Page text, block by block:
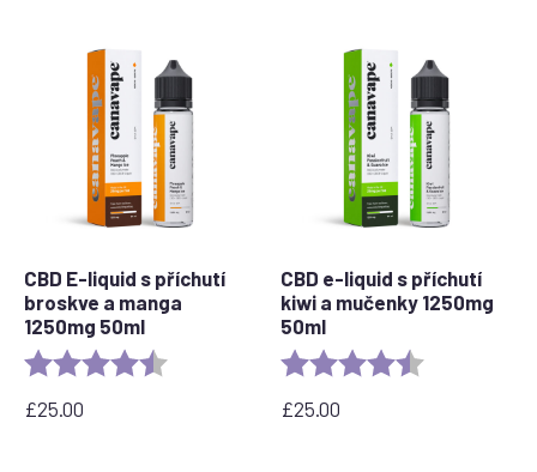
CBD E-liquid s příchutí
broskve a manga
1250mg 50ml
Rating: 4.7 out of 5 stars
£25.00
CBD e-liquid s příchutí
kiwi a mučenky 1250mg
50ml
Rating:
£25.00